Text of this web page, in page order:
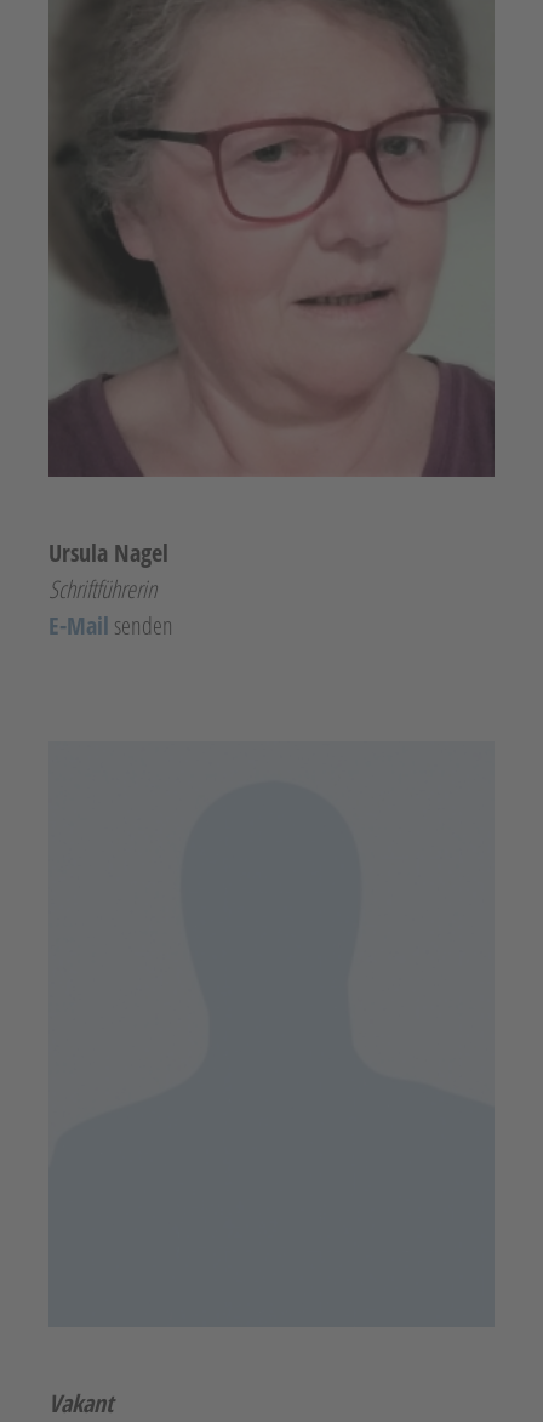
Ursula Nagel
Schriftführerin
E-Mail senden
Vakant